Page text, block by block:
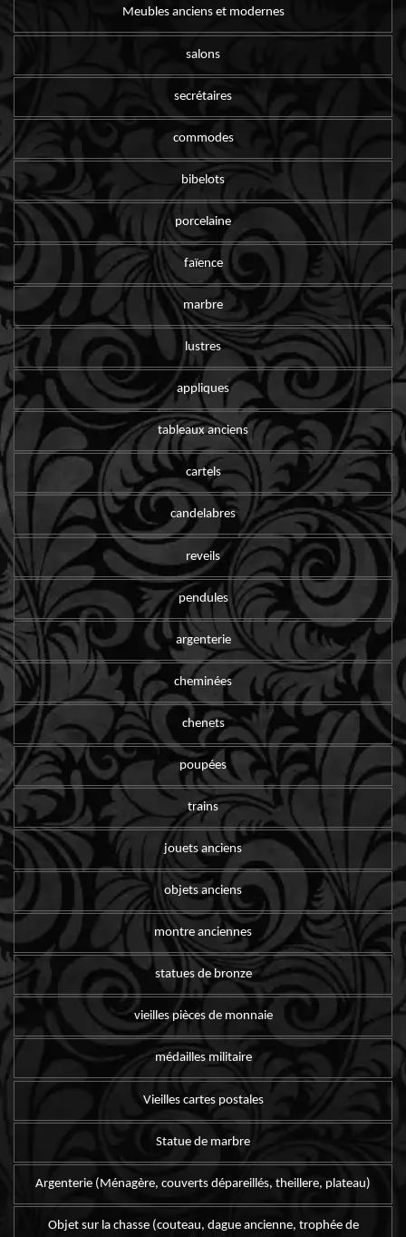
Meubles anciens et modernes
salons
secrétaires
commodes
bibelots
porcelaine
faïence
marbre
lustres
appliques
tableaux anciens
cartels
candelabres
reveils
pendules
argenterie
cheminées
chenets
poupées
trains
jouets anciens
objets anciens
montre anciennes
statues de bronze
vieilles pièces de monnaie
médailles militaire
Vieilles cartes postales
Statue de marbre
Argenterie (Ménagère, couverts dépareillés, theillere, plateau)
Objet sur la chasse (couteau, dague ancienne, trophée de